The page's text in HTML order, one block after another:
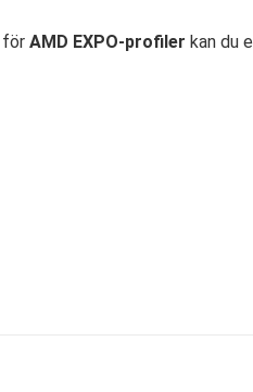
för AMD EXPO-profiler kan du